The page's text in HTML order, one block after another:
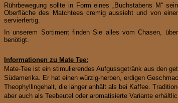
Rührbewegung sollte in Form eines „Buchstabens M“
Oberfläche des Matchtees cremig aussieht und von
servierfertig.
In unserem Sortiment finden Sie alles vom Chasen,
benötigt.
Informationen zu Mate Tee:
Mate-Tee ist ein stimulierendes Aufgussgetränk aus den
Südamerika. Er hat einen würzig-herben, erdigen
Theophyllingehalt, die länger anhält als bei Kaffee.
aber auch als Teebeutel oder aromatisierte Variante